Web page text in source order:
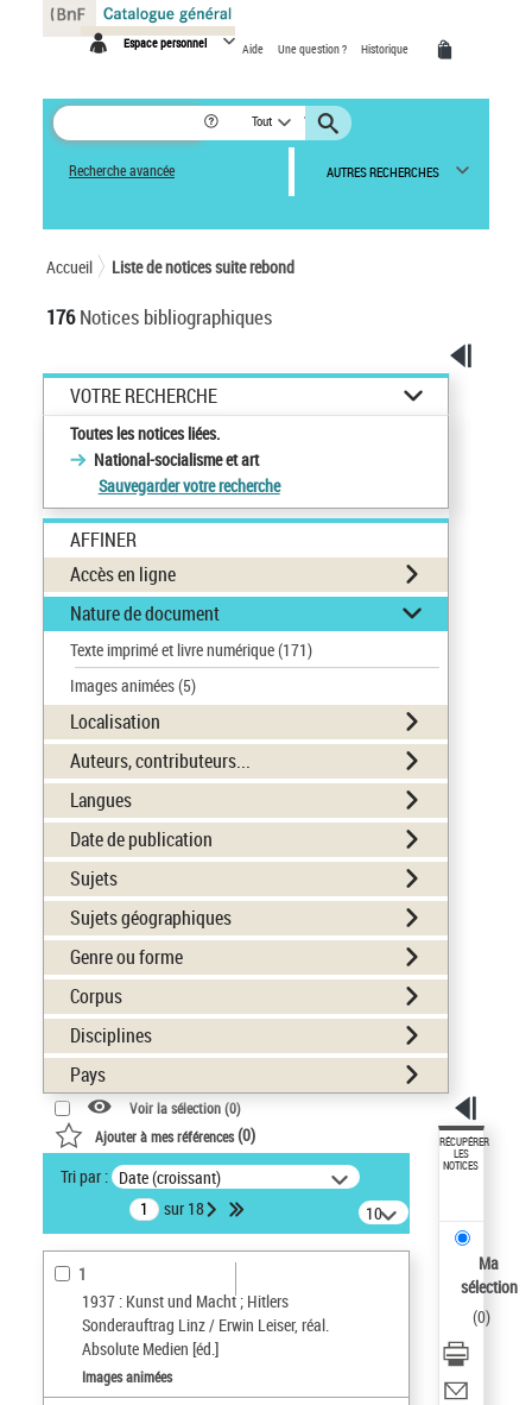
Espace personnel Aide Une question ? Historique
Tout
Recherche avancée AUTRES RECHERCHES
Accueil Liste de notices suite rebond
176Notices bibliographiques
VOTRE RECHERCHE
Toutes les notices liées.
National-socialisme et art
Sauvegarder votre recherche
AFFINER
Accès en ligne
Nature de document
Texte imprimé et livre numérique(171)
Images animées(5)
Localisation
Auteurs, contributeurs...
Langues
Date de publication
Sujets
Sujets géographiques
Genre ou forme
Corpus
Disciplines
Pays
Voir la sélection (0)
Ajouter à mes références(0)
Tri par : Date (croissant)
sur 18
10
résultats/page
1
1937 : Kunst und Macht ; Hitlers
Sonderauftrag Linz / Erwin Leiser, réal.
Absolute Medien [éd.]
Images animées
RÉCUPÉRER
LES
NOTICES
Ma
sélection
(0)
Panneau de gestion des cookies